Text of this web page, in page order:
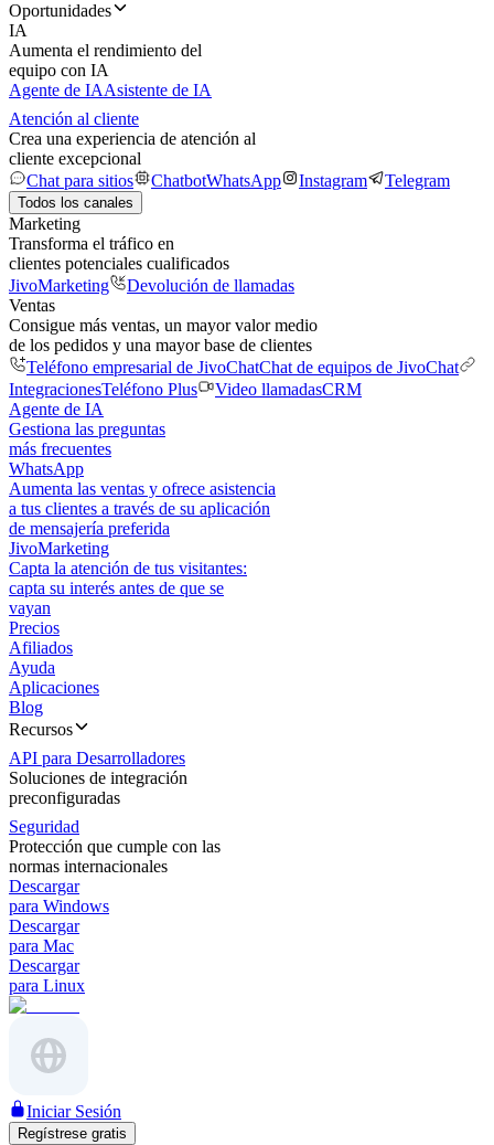
Oportunidades
IA
Aumenta el rendimiento del
equipo con IA
Agente de IAAsistente de IA
Atención al cliente
Crea una experiencia de atención al
cliente excepcional
Chat para sitios
ChatbotWhatsApp Instagram Telegram
Todos los canales
Marketing
Transforma el tráfico en
clientes potenciales cualificados
JivoMarketing
Devolución de llamadas
Ventas
Consigue más ventas, un mayor valor medio
de los pedidos y una mayor base de clientes
Teléfono empresarial de JivoChatChat de equipos de JivoChat
IntegracionesTeléfono Plus Video llamadasCRM
Agente de IA
Gestiona las preguntas
más frecuentes
WhatsApp
Aumenta las ventas y ofrece asistencia
a tus clientes a través de su aplicación
de mensajería preferida
JivoMarketing
Capta la atención de tus visitantes:
capta su interés antes de que se
vayan
Precios
Afiliados
Ayuda
Aplicaciones
Blog
Recursos
API para Desarrolladores
Soluciones de integración
preconfiguradas
Seguridad
Protección que cumple con las
normas internacionales
Descargar
para Windows
Descargar
para Mac
Descargar
para Linux
Iniciar Sesión
Regístrese gratis